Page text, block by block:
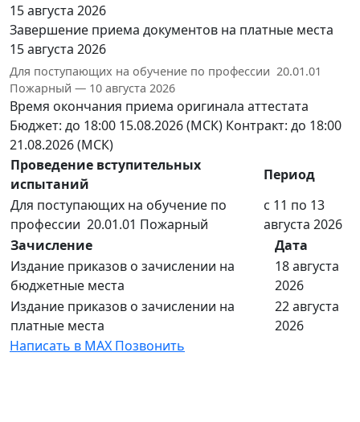
15 августа 2026
Завершение приема документов на платные места
15 августа 2026
Для поступающих на обучение по профессии 20.01.01
Пожарный — 10 августа 2026
Время окончания приема оригинала аттестата
Бюджет: до 18:00 15.08.2026 (МСК) Контракт: до 18:00
21.08.2026 (МСК)
Проведение вступительных
испытаний
Период
Для поступающих на обучение по
профессии 20.01.01 Пожарный
с 11 по 13
августа 2026
Зачисление
Дата
Издание приказов о зачислении на
бюджетные места
18 августа
2026
Издание приказов о зачислении на
платные места
22 августа
2026
Написать в MAX Позвонить